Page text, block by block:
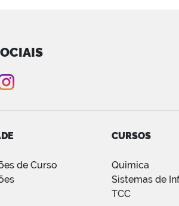
de Curso
CURSOS
Quimica
Sistemas de
TCC